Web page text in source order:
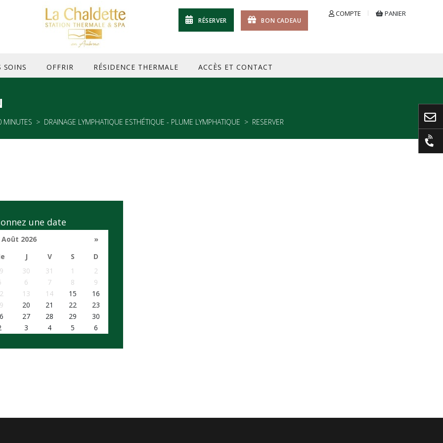
RÉSERVER BON CADEAU
COMPTE PANIER
SOINS OFFRIR RÉSIDENCE THERMALE ACCÈS ET CONTACT
MINUTES DRAINAGE LYMPHATIQUE ESTHÉTIQUE - PLUME LYMPHATIQUE RESERVER
une date
Août 2026
»
J V S
D
30 31 1
2
6 7 8
9
13 14 15
16
20 21 22
23
27 28 29
30
3 4 5 6